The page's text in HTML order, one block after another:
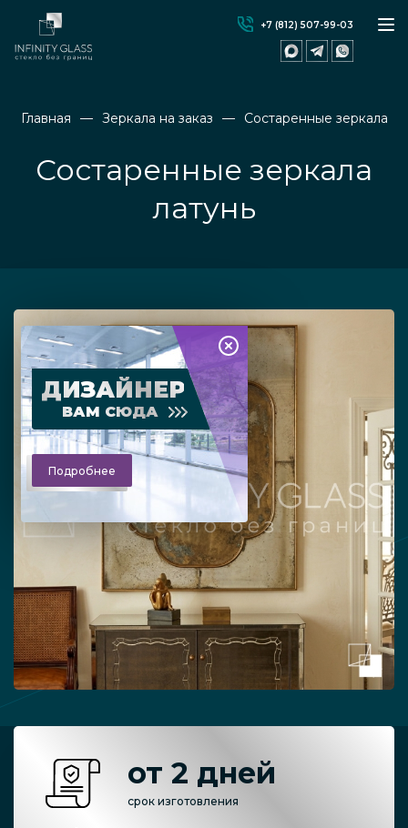
+7 (812) 507-99-03
Главная Зеркала на заказ Состаренные зеркала
Состаренные зеркала
латунь
ДИЗАЙНЕР
ВАМ СЮДА
Подробнее
от 2 дней
срок изготовления